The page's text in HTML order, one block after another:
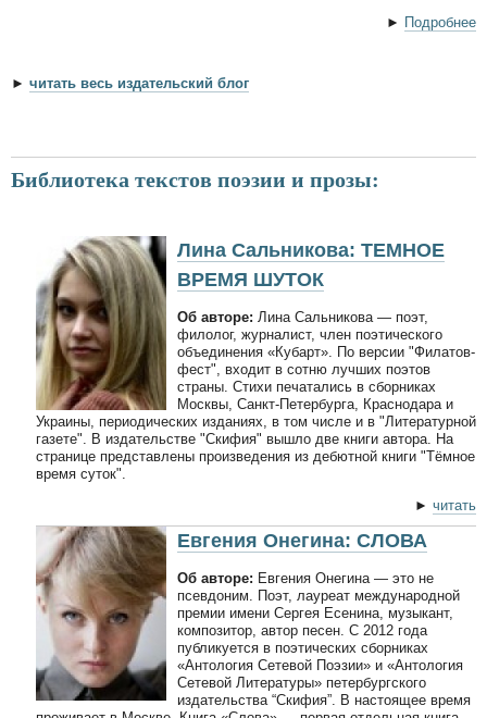
► Подробнее
► читать весь издательский блог
Библиотека текстов поэзии и прозы:
Лина Сальникова: ТЕМНОЕ
ВРЕМЯ ШУТОК
Об авторе: Лина Сальникова — поэт,
филолог, журналист, член поэтического
объединения «Кубарт». По версии "Филатов-
фест", входит в сотню лучших поэтов
страны. Стихи печатались в сборниках
Москвы, Санкт-Петербурга, Краснодара и
Украины, периодических изданиях, в том числе и в "Литературной
газете". В издательстве "Скифия" вышло две книги автора. На
странице представлены произведения из дебютной книги "Тёмное
время суток".
► читать
Евгения Онегина: СЛОВА
Об авторе: Евгения Онегина — это не
псевдоним. Поэт, лауреат международной
премии имени Сергея Есенина, музыкант,
композитор, автор песен. С 2012 года
публикуется в поэтических сборниках
«Антология Сетевой Поэзии» и «Антология
Сетевой Литературы» петербургского
издательства “Скифия”. В настоящее время